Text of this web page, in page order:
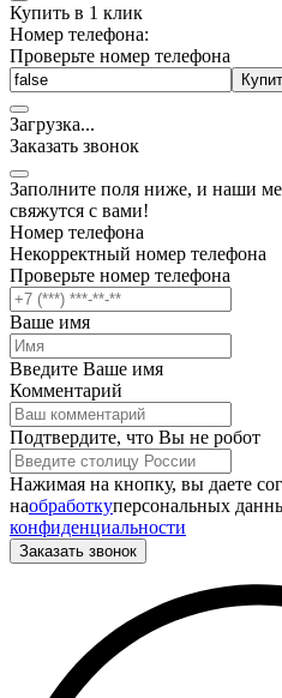
Купить в 1 клик
Номер телефона:
Проверьте номер телефона
Загрузка...
Заказать звонок
Заполните поля ниже, и наши
свяжутся с вами!
Номер телефона
Некорректный номер телефона
Проверьте номер телефона
Ваше имя
Введите Ваше имя
Комментарий
Подтвердите, что Вы не робот
Нажимая на кнопку, вы даете
наобработкуперсональных
конфиденциальности
Заказать звонок